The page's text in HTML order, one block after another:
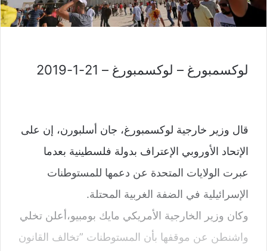
لوكسمبورغ – لوكسمبورغ – 21-1-2019
قال وزير خارجية لوكسمبورغ، جان أسلبورن، إن على
الإتحاد الأوروبي الإعتراف بدولة فلسطينية بعدما
عبرت الولايات المتحدة عن دعمها للمستوطنات
الإسرائيلية في الضفة الغربية المحتلة.
وكان وزير الخارجية الأمريكي مايك بومبيو،أعلن تخلي
واشنطن عن موقفها بأن المستوطنات ”تخالف القانون